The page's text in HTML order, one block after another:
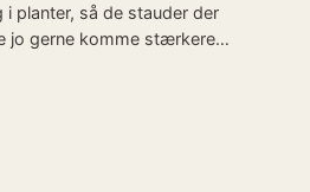
planter, så de stauder der
jo gerne komme stærkere…